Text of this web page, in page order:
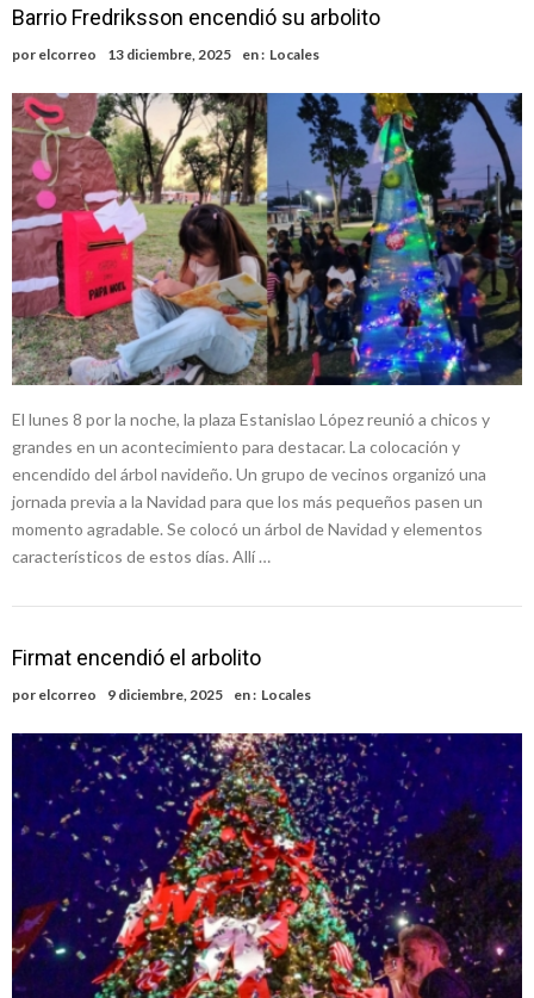
Barrio Fredriksson encendió su arbolito
por elcorreo 13 diciembre, 2025 en : Locales
El lunes 8 por la noche, la plaza Estanislao López reunió a chicos y
grandes en un acontecimiento para destacar. La colocación y
encendido del árbol navideño. Un grupo de vecinos organizó una
jornada previa a la Navidad para que los más pequeños pasen un
momento agradable. Se colocó un árbol de Navidad y elementos
característicos de estos días. Allí …
Firmat encendió el arbolito
por elcorreo 9 diciembre, 2025 en : Locales